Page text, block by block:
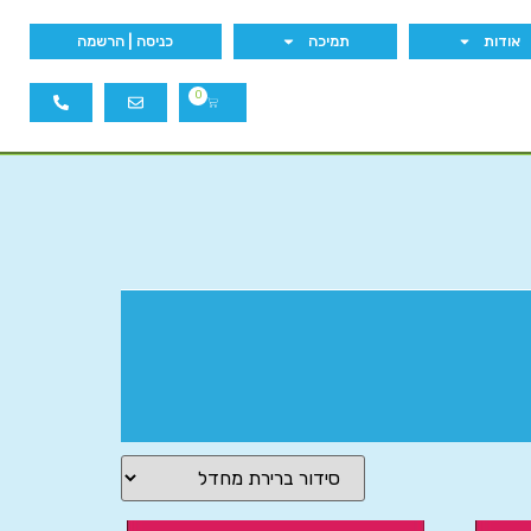
אודות תמיכה כניסה | הרשמה
0